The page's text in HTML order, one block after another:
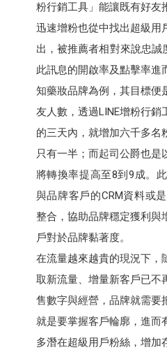
粉行銷工具」能讓既有好友
迅速增粉也從中找出超級用
出，被推薦者相對來說忠誠
此訊息的開啟率及點擊率進
知藥妝品牌為例，其目標便
友人數，透過LINE增粉行銷
的三天內，就增加六千多名
只有一半；而起司公爵也是
將轉換率提高至8到9成。
與品牌客戶的CRM資料或
整合，協助品牌穩定獲利與
戶對於品牌黏著度。
在流量越來越貴的現況下，
取新流量、增量新客戶已不
售數字與經營，品牌就需要
就是要掌握客戶輪廓，進而
多潛在超級用戶粉絲，增加